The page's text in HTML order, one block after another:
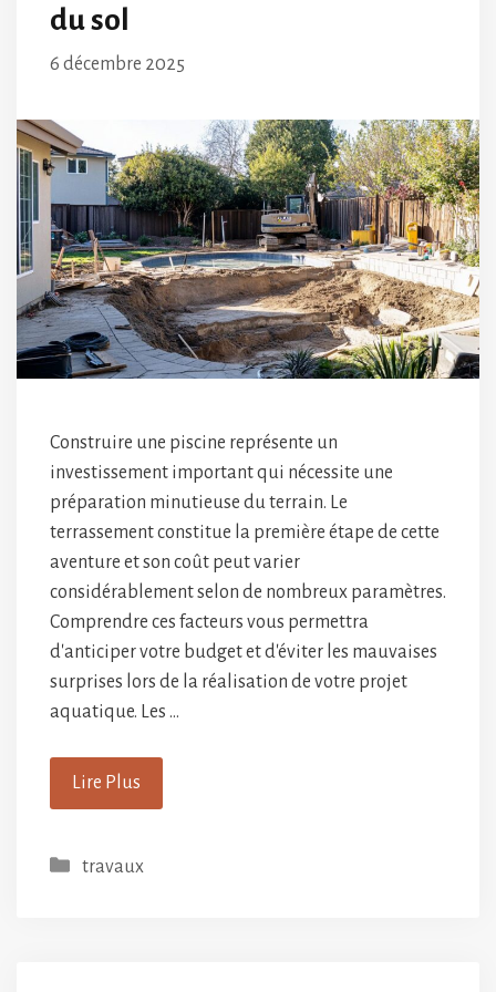
du sol
6 décembre 2025
Construire une piscine représente un
investissement important qui nécessite une
préparation minutieuse du terrain. Le
terrassement constitue la première étape de cette
aventure et son coût peut varier
considérablement selon de nombreux paramètres.
Comprendre ces facteurs vous permettra
d'anticiper votre budget et d'éviter les mauvaises
surprises lors de la réalisation de votre projet
aquatique. Les …
Lire Plus
Catégories
travaux